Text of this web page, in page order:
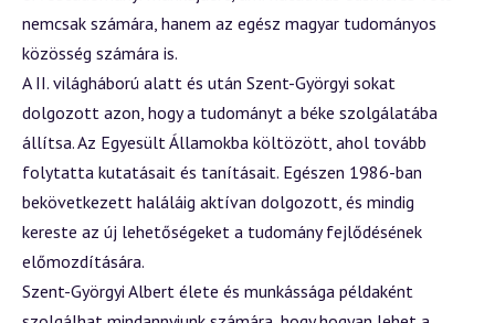
nemcsak számára, hanem az egész magyar tudományos
közösség számára is.
A II. világháború alatt és után Szent-Györgyi sokat
dolgozott azon, hogy a tudományt a béke szolgálatába
állítsa. Az Egyesült Államokba költözött, ahol tovább
folytatta kutatásait és tanításait. Egészen 1986-ban
bekövetkezett haláláig aktívan dolgozott, és mindig
kereste az új lehetőségeket a tudomány fejlődésének
előmozdítására.
Szent-Györgyi Albert élete és munkássága példaként